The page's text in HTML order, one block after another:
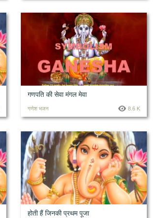
गणपति की सेवा मंगल मेवा
गणेश भजन 8.6 K
होती हैं जिनकी प्रथम पूजा